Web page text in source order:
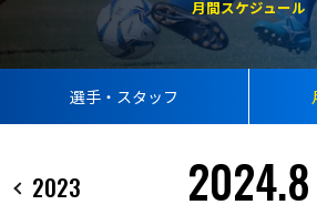
月間スケジュール
選手・スタッフ
2024.8
2023